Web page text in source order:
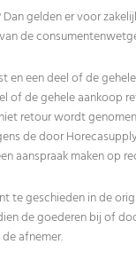
gelden er voor
de
en een deel of de
of de gehele aankoop
retour wordt
de door
aanspraak maken op
te geschieden in de
de goederen bij of
afnemer.